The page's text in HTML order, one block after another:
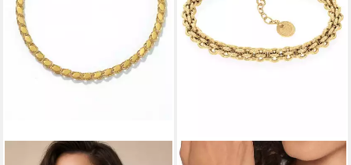
TOMMY HILFIGER